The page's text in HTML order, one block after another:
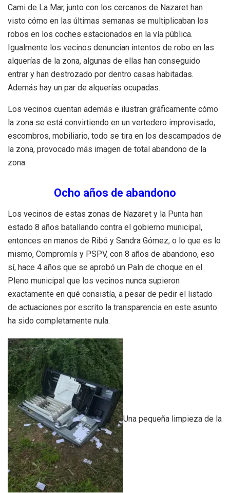
Cami de La Mar, junto con los cercanos de Nazaret han
visto cómo en las últimas semanas se multiplicaban los
robos en los coches estacionados en la vía pública.
Igualmente los vecinos denuncian intentos de robo en las
alquerías de la zona, algunas de ellas han conseguido
entrar y han destrozado por dentro casas habitadas.
Además hay un par de alquerías ocupadas.
Los vecinos cuentan además e ilustran gráficamente cómo
la zona se está convirtiendo en un vertedero improvisado,
escombros, mobiliario, todo se tira en los descampados de
la zona, provocado más imagen de total abandono de la
zona.
Ocho años de abandono
Los vecinos de estas zonas de Nazaret y la Punta han
estado 8 años batallando contra el gobierno municipal,
entonces en manos de Ribó y Sandra Gómez, o lo que es lo
mismo, Compromís y PSPV, con 8 años de abandono, eso
sí, hace 4 años que se aprobó un Paln de choque en el
Pleno municipal que los vecinos nunca supieron
exactamente en qué consistía, a pesar de pedir el listado
de actuaciones por escrito la transparencia en este asunto
ha sido completamente nula.
Una pequeña limpieza de la